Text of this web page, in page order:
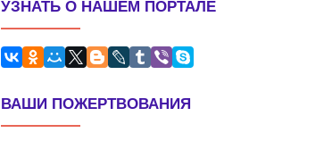
УЗНАТЬ О НАШЕМ ПОРТАЛЕ
ВАШИ ПОЖЕРТВОВАНИЯ